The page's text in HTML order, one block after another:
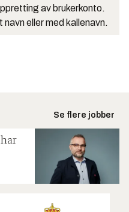
av brukerkonto.
navn eller med kallenavn.
Se flere jobber